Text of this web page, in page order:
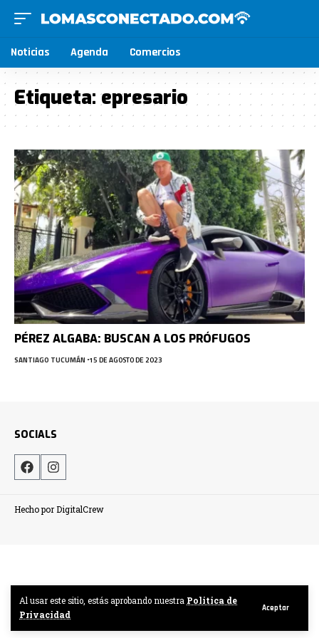
Al usar este sitio, estás aprobando nuestra Politica de
Privacidad
Aceptar
Noticias Agenda Comercios
Etiqueta:epresario
PÉREZ ALGABA: BUSCAN A LOS PRÓFUGOS
SANTIAGO TUCUMÁN 15 DE AGOSTO DE 2023
SOCIALS
Hecho por DigitalCrew